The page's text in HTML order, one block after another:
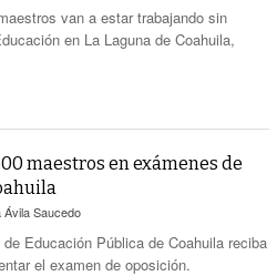
van a estar trabajando sin
en La Laguna de Coahuila,
maestros en exámenes de
Ávila Saucedo
Educación Pública de Coahuila reciba
el examen de oposición.